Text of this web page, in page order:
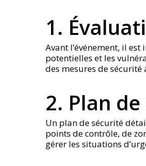
1.
Avant l’événement, il
potentielles et les
des mesures de sécurité
2. Plan
Un plan de sécurité
points de contrôle, de
gérer les situations